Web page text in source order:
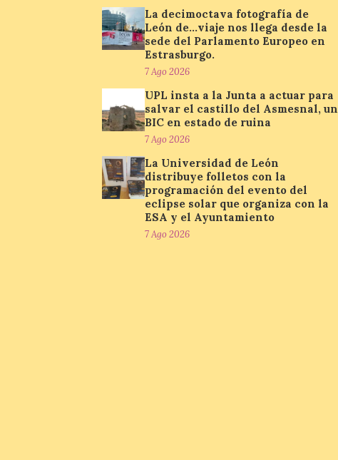
La decimoctava fotografía de
León de…viaje nos llega desde la
sede del Parlamento Europeo en
Estrasburgo.
7 Ago 2026
UPL insta a la Junta a actuar para
salvar el castillo del Asmesnal, un
BIC en estado de ruina
7 Ago 2026
La Universidad de León
distribuye folletos con la
programación del evento del
eclipse solar que organiza con la
ESA y el Ayuntamiento
7 Ago 2026